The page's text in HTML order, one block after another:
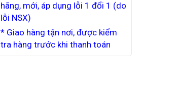
hãng, mới, áp dụng lỗi 1 đổi 1 (do
lỗi NSX)
* Giao hàng tận nơi, được kiểm
tra hàng trước khi thanh toán